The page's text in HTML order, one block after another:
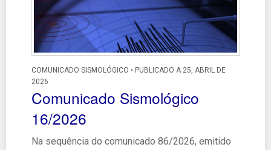
COMUNICADO SISMOLÓGICO • PUBLICADO A 25, ABRIL DE
2026
Comunicado Sismológico
16/2026
Na sequência do comunicado 86/2026, emitido